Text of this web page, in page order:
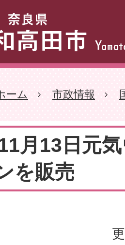
ーム 市政情報
月13日元
を販売